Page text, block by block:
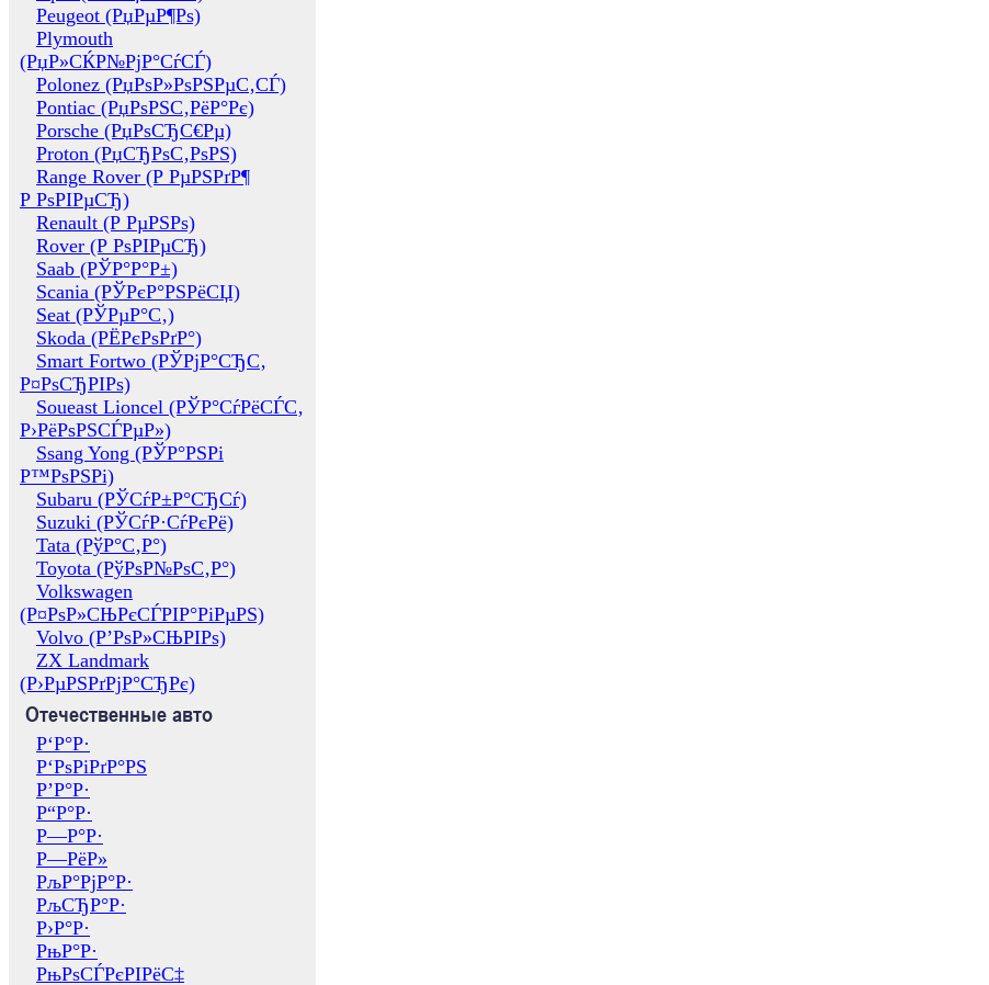
Peugeot (РџРµР¶Рѕ)
Plymouth
(РџР»СЌР№РјР°СѓСЃ)
Polonez (РџРѕР»РѕРЅРµС‚СЃ)
Pontiac (РџРѕРЅС‚РёР°Рє)
Porsche (РџРѕСЂС€Рµ)
Proton (РџСЂРѕС‚РѕРЅ)
Range Rover (Р РµРЅРґР¶
Р РѕРІРµСЂ)
Renault (Р РµРЅРѕ)
Rover (Р РѕРІРµСЂ)
Saab (РЎР°Р°Р±)
Scania (РЎРєР°РЅРёСЏ)
Seat (РЎРµР°С‚)
Skoda (РЁРєРѕРґР°)
Smart Fortwo (РЎРјР°СЂС‚
Р¤РѕСЂРІРѕ)
Soueast Lioncel (РЎР°СѓРёСЃС‚
Р›РёРѕРЅСЃРµР»)
Ssang Yong (РЎР°РЅРі
Р™РѕРЅРі)
Subaru (РЎСѓР±Р°СЂСѓ)
Suzuki (РЎСѓР·СѓРєРё)
Tata (РўР°С‚Р°)
Toyota (РўРѕР№РѕС‚Р°)
Volkswagen
(Р¤РѕР»СЊРєСЃРІР°РіРµРЅ)
Volvo (Р’РѕР»СЊРІРѕ)
ZX Landmark
(Р›РµРЅРґРјР°СЂРє)
Отечественные авто
Р‘Р°Р·
Р‘РѕРіРґР°РЅ
Р’Р°Р·
Р“Р°Р·
Р—Р°Р·
Р—РёР»
РљР°РјР°Р·
РљСЂР°Р·
Р›Р°Р·
РњР°Р·
РњРѕСЃРєРІРёС‡